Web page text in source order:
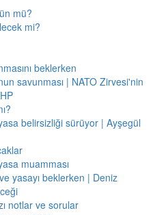
mü?
mi?
beklerken
savunması | NATO Zirvesi'nin
belirsizliği sürüyor | Ayşegül
muamması
yasayı beklerken | Deniz
notlar ve sorular